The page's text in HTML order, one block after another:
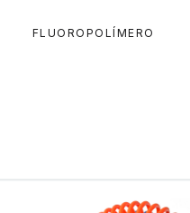
FLUOROPOLÍMERO